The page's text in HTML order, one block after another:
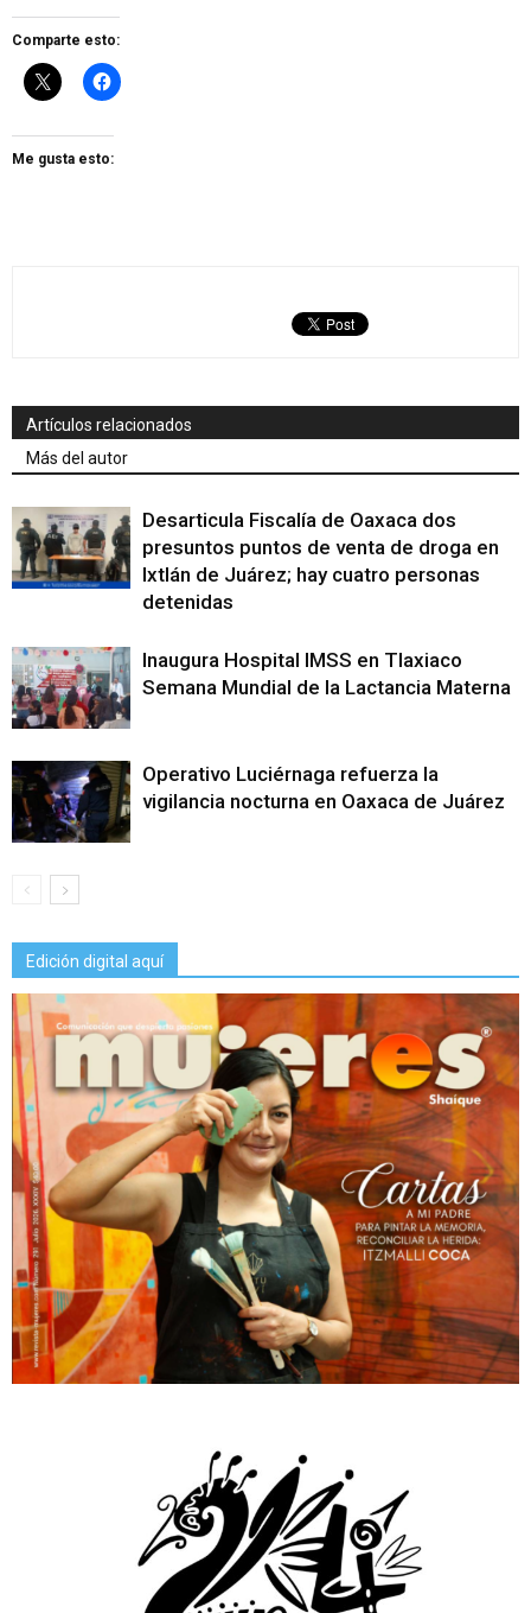
Comparte esto:
Me gusta esto:
Artículos relacionados
Más del autor
Desarticula Fiscalía de Oaxaca dos
presuntos puntos de venta de droga en
Ixtlán de Juárez; hay cuatro personas
detenidas
Inaugura Hospital IMSS en Tlaxiaco
Semana Mundial de la Lactancia Materna
Operativo Luciérnaga refuerza la
vigilancia nocturna en Oaxaca de Juárez
Edición digital aquí